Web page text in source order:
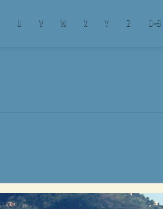
U V W X Y Z 0-9